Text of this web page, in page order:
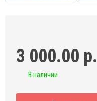
3 000.00 р.
В наличии